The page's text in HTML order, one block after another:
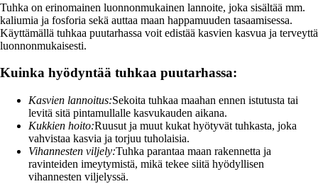
Tuhka on erinomainen luonnonmukainen lannoite, joka sisältää mm.
kaliumia ja fosforia sekä auttaa maan happamuuden tasaamisessa.
Käyttämällä tuhkaa puutarhassa voit edistää kasvien kasvua ja terveyttä
luonnonmukaisesti.
Kuinka hyödyntää tuhkaa puutarhassa:
Kasvien lannoitus:Sekoita tuhkaa maahan ennen istutusta tai
levitä sitä pintamullalle kasvukauden aikana.
Kukkien hoito:Ruusut ja muut kukat hyötyvät tuhkasta, joka
vahvistaa kasvia ja torjuu tuholaisia.
Vihannesten viljely:Tuhka parantaa maan rakennetta ja
ravinteiden imeytymistä, mikä tekee siitä hyödyllisen
vihannesten viljelyssä.